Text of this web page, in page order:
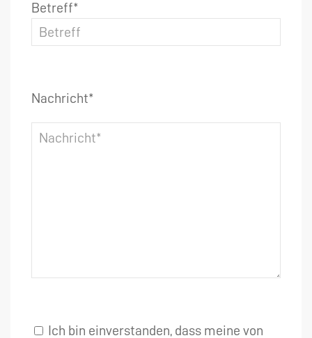
Betreff*
Nachricht*
Ich bin einverstanden, dass meine von